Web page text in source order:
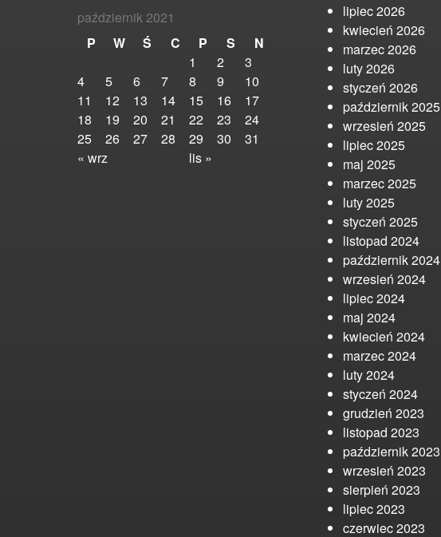
październik 2021
P
W Ś C P S N
« wrz lis »
1 2
3
4
5 6 7 8 9
10
11
12 13 14 15 16
17
18
19 20 21 22 23
24
25
26 27 28 29 30 31
lipiec 2026
kwiecień 2026
marzec 2026
luty 2026
styczeń 2026
październik 2025
wrzesień 2025
lipiec 2025
maj 2025
marzec 2025
luty 2025
styczeń 2025
listopad 2024
październik 2024
wrzesień 2024
lipiec 2024
maj 2024
kwiecień 2024
marzec 2024
luty 2024
styczeń 2024
grudzień 2023
listopad 2023
październik 2023
wrzesień 2023
sierpień 2023
lipiec 2023
czerwiec 2023